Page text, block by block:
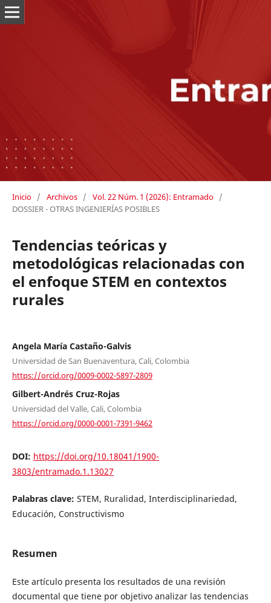
Inicio / Archivos / Vol. 22 Núm. 1 (2026): Entramado /
DOSSIER - OTRAS INGENIERÍAS POSIBLES
Tendencias teóricas y
metodológicas relacionadas con
el enfoque STEM en contextos
rurales
Angela María Castaño-Galvis
Universidad de San Buenaventura, Cali, Colombia
https://orcid.org/0009-0002-5897-2809
Gilbert-Andrés Cruz-Rojas
Universidad del Valle, Cali, Colombia
https://orcid.org/0000-0001-7391-9462
DOI: https://doi.org/10.18041/1900-
3803/entramado.1.13027
Palabras clave: STEM, Ruralidad, Interdisciplinariedad,
Educación, Constructivismo
Resumen
Este artículo presenta los resultados de una revisión
documental que tiene por objetivo analizar las tendencias